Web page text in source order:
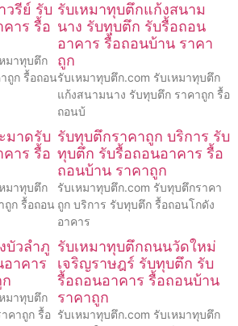
วรีย์ รับ
าร รื้อ
มาทุบตึก
ถูก รื้อถอน
รับเหมาทุบตึกแก้งสนาม
นาง รับทุบตึก รับรื้อถอน
อาคาร รื้อถอนบ้าน ราคา
ถูก
รับเหมาทุบตึก.com รับเหมาทุบตึก
แก้งสนามนาง รับทุบตึก ราคาถูก รื้อ
ถอนบ้
มาดรับ
าร รื้อ
มาทุบตึก
ถูก รื้อถอน
รับทุบตึกราคาถูก บริการ รับ
ทุบตึก รับรื้อถอนอาคาร รื้อ
ถอนบ้าน ราคาถูก
รับเหมาทุบตึก.com รับทุบตึกราคา
ถูก บริการ รับทุบตึก รื้อถอนโกดัง
อาคาร
บัวลำภู
าคาร
มาทุบตึก
คาถูก รื้อ
รับเหมาทุบตึกถนนวัดใหม่
เจริญราษฎร์ รับทุบตึก รับ
รื้อถอนอาคาร รื้อถอนบ้าน
ราคาถูก
รับเหมาทุบตึก.com รับเหมาทุบตึก